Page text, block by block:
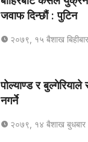
जवाफ दिन्छौं : पुटिन
२०७९, १५ बैशाख बिहीबार
पोल्याण्ड र
नगर्ने
२०७९, १४ बैशाख बुधबार